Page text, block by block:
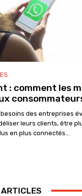
: comment les
des entreprises
leurs clients, être
en plus connectés...
ARTICLES